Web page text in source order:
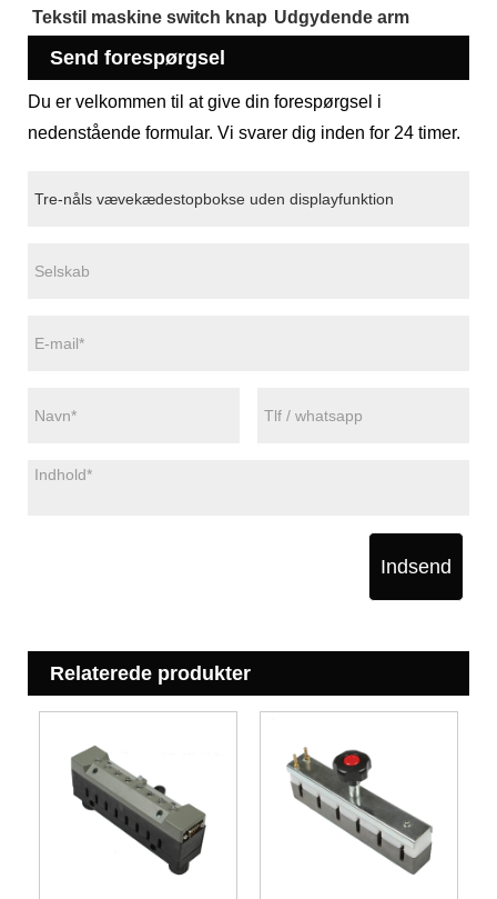
Tekstil maskine switch knap Udgydende arm
Send forespørgsel
Du er velkommen til at give din forespørgsel i
nedenstående formular. Vi svarer dig inden for 24 timer.
Indsend
Relaterede produkter